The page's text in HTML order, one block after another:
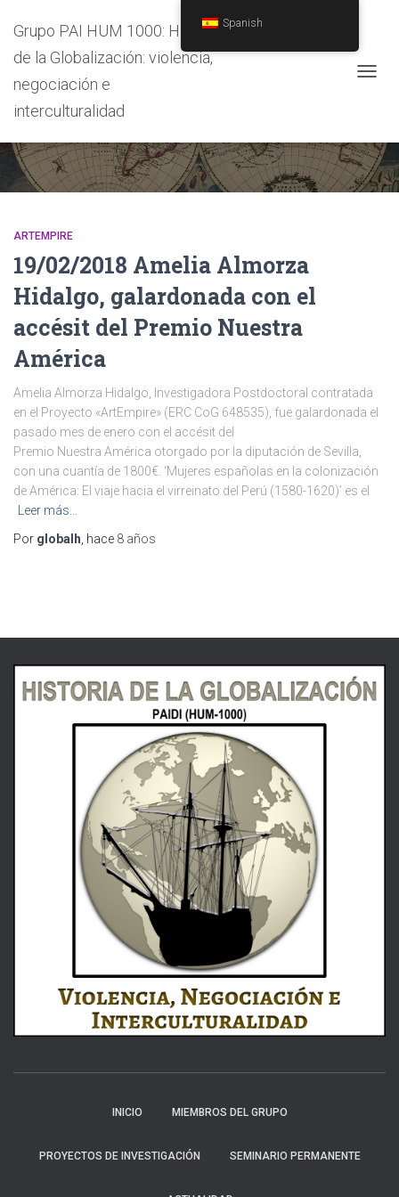
Grupo PAI HUM 1000: Historia
de la Globalización: violencia,
negociación e
interculturalidadDIPUTACIÓN SEVILLA
ARTEMPIRE
19/02/2018 Amelia Almorza
Hidalgo, galardonada con el
accésit del Premio Nuestra
América
Amelia Almorza Hidalgo, Investigadora Postdoctoral contratada
en el Proyecto «ArtEmpire» (ERC CoG 648535), fue galardonada el
pasado mes de enero con el accésit del
Premio Nuestra América otorgado por la diputación de Sevilla,
con una cuantía de 1800€. ‘Mujeres españolas en la colonización
de América: El viaje hacia el virreinato del Perú (1580-1620)’ es el
Leer más…
Por globalh , hace 8 años
INICIO MIEMBROS DEL GRUPO
PROYECTOS DE INVESTIGACIÓN SEMINARIO PERMANENTE
Spanish